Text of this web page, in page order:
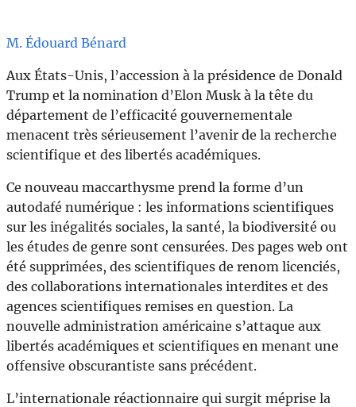
M. Édouard Bénard
Aux États-Unis, l’accession à la présidence de Donald
Trump et la nomination d’Elon Musk à la tête du
département de l’efficacité gouvernementale
menacent très sérieusement l’avenir de la recherche
scientifique et des libertés académiques.
Ce nouveau maccarthysme prend la forme d’un
autodafé numérique : les informations scientifiques
sur les inégalités sociales, la santé, la biodiversité ou
les études de genre sont censurées. Des pages web ont
été supprimées, des scientifiques de renom licenciés,
des collaborations internationales interdites et des
agences scientifiques remises en question. La
nouvelle administration américaine s’attaque aux
libertés académiques et scientifiques en menant une
offensive obscurantiste sans précédent.
L’internationale réactionnaire qui surgit méprise la